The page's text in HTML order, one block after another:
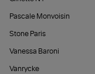
Pascale Monvoisin
Stone Paris
Vanessa Baroni
Vanrycke